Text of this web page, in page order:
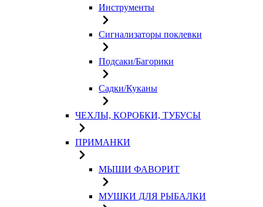
Инструменты
Сигнализаторы поклевки
Подсаки/Багорики
Садки/Куканы
ЧЕХЛЫ, КОРОБКИ, ТУБУСЫ
ПРИМАНКИ
МЫШИ ФАВОРИТ
МУШКИ ДЛЯ РЫБАЛКИ